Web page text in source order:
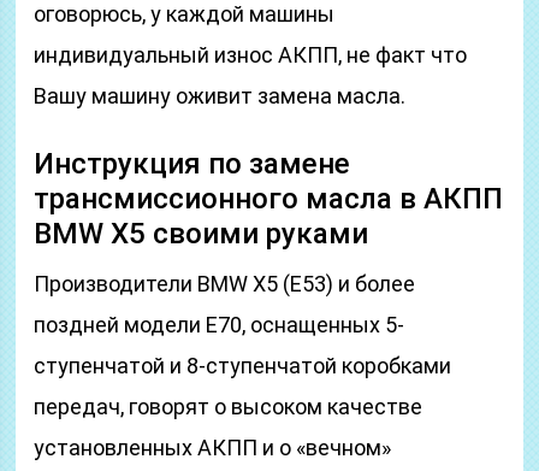
оговорюсь, у каждой машины
индивидуальный износ АКПП, не факт что
Вашу машину оживит замена масла.
Инструкция по замене
трансмиссионного масла в АКПП
BMW X5 своими руками
Производители BMW X5 (Е53) и более
поздней модели Е70, оснащенных 5-
ступенчатой и 8-ступенчатой коробками
передач, говорят о высоком качестве
установленных АКПП и о «вечном»